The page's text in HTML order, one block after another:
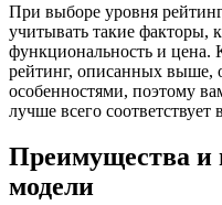
При выборе уровня
учитывать такие факторы,
функциональность и
рейтинг, описанных выше,
особенностями, поэтому
лучше всего
Преимущества и
модели